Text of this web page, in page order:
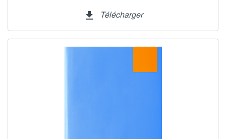
file_download Télécharger